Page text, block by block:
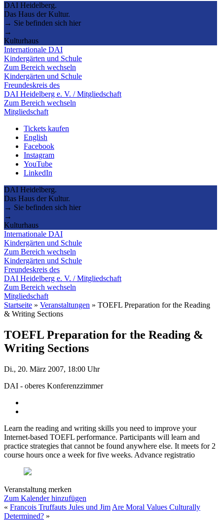
DAI Heidelberg.
Das Haus der Kultur.
→ Sie befinden sich hier
→
Kulturhaus
Internationale DAI
Kindergärten und Schule
Zum Bereich wechseln
Kindergärten und Schule
Freundeskreis des
DAI Heidelberg e. V. / Mitgliedschaft
Zum Bereich wechseln
Mitgliedschaft
Tickets kaufen
English
Facebook
Instagram
YouTube
LinkedIn
DAI Heidelberg.
Das Haus der Kultur.
→ Sie befinden sich hier
→
Kulturhaus
Internationale DAI
Kindergärten und Schule
Zum Bereich wechseln
Kindergärten und Schule
Freundeskreis des
DAI Heidelberg e. V. / Mitgliedschaft
Zum Bereich wechseln
Mitgliedschaft
Startseite » Veranstaltungen » TOEFL Preparation for the Reading
& Writing Sections
TOEFL Preparation for the Reading &
Writing Sections
Di., 20. März 2007, 18:00 Uhr
DAI - oberes Konferenzzimmer
Learn the reading and writing skills you need to improve your
Internet-based TOEFL performance. Participants will learn and
practice strategies that cannot be found anywhere else. It meets for 2
course hours once a week for five weeks. Advance registratio
Veranstaltung merken
Zum Kalender hinzufügen
« Francois Truffauts Jules und Jim Are Moral Values Culturally
Determined? »